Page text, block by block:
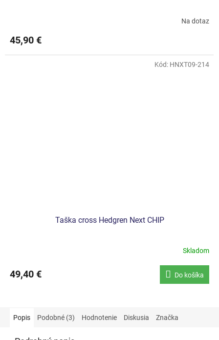
Na dotaz
45,90 €
Taška cross Hedgren Next CHIP
Skladom
49,40 € Do košíka
Kód: HNXT09-214
Popis Podobné (3) Hodnotenie Diskusia Značka